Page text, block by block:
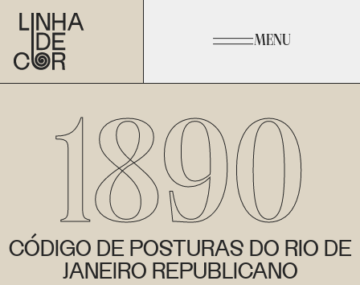
MENU
1890
CÓDIGO DE POSTURAS DO RIO DE
JANEIRO REPUBLICANO